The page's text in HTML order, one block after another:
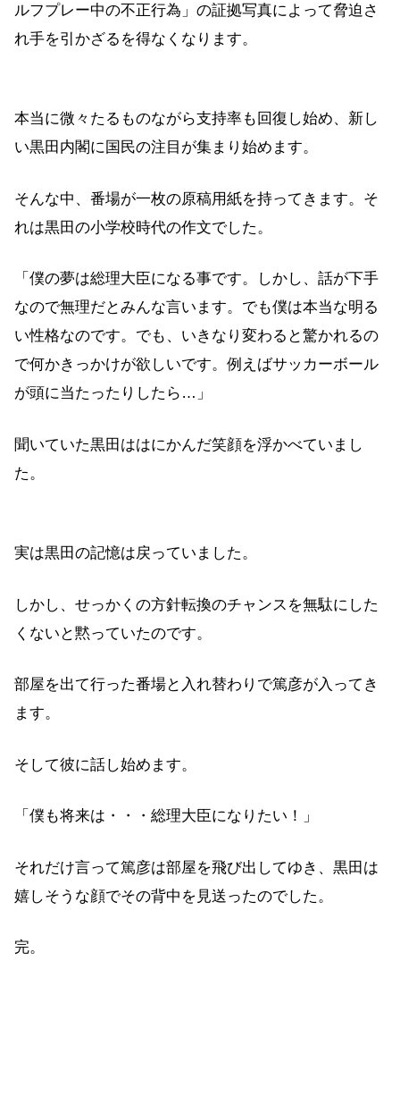
ルフプレー中の不正行為」の証拠写真によって脅迫さ
れ手を引かざるを得なくなります。
本当に微々たるものながら支持率も回復し始め、新し
い黒田内閣に国民の注目が集まり始めます。
そんな中、番場が一枚の原稿用紙を持ってきます。そ
れは黒田の小学校時代の作文でした。
「僕の夢は総理大臣になる事です。しかし、話が下手
なので無理だとみんな言います。でも僕は本当な明る
い性格なのです。でも、いきなり変わると驚かれるの
で何かきっかけが欲しいです。例えばサッカーボール
が頭に当たったりしたら…」
聞いていた黒田ははにかんだ笑顔を浮かべていまし
た。
実は黒田の記憶は戻っていました。
しかし、せっかくの方針転換のチャンスを無駄にした
くないと黙っていたのです。
部屋を出て行った番場と入れ替わりで篤彦が入ってき
ます。
そして彼に話し始めます。
「僕も将来は・・・総理大臣になりたい！」
それだけ言って篤彦は部屋を飛び出してゆき、黒田は
嬉しそうな顔でその背中を見送ったのでした。
完。